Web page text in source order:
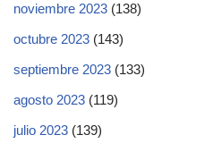
noviembre 2023 (138)
octubre 2023 (143)
septiembre 2023 (133)
agosto 2023 (119)
julio 2023 (139)